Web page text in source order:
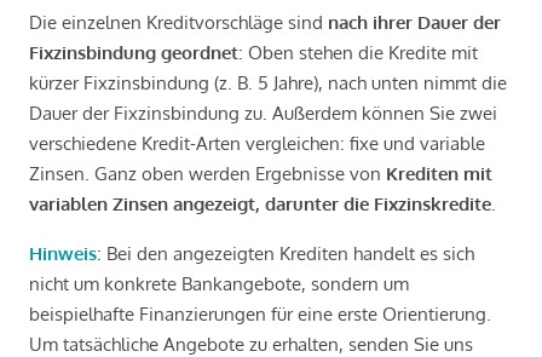
Die einzelnen Kreditvorschläge sind nach ihrer Dauer der
Fixzinsbindung geordnet: Oben stehen die Kredite mit
kürzer Fixzinsbindung (z. B. 5 Jahre), nach unten nimmt die
Dauer der Fixzinsbindung zu. Außerdem können Sie zwei
verschiedene Kredit-Arten vergleichen: fixe und variable
Zinsen. Ganz oben werden Ergebnisse von Krediten mit
variablen Zinsen angezeigt, darunter die Fixzinskredite
Hinweis: Bei den angezeigten Krediten handelt es sich
nicht um konkrete Bankangebote, sondern um
beispielhafte Finanzierungen für eine erste Orientierung.
Um tatsächliche Angebote zu erhalten, senden Sie uns